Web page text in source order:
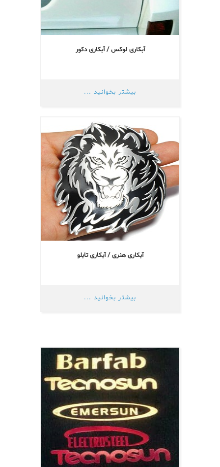
آبکاری لوکس / آبکاری دکور
بیشتر بخوانید ...
آبکاری هنری / آبکاری تابلو
بیشتر بخوانید ...